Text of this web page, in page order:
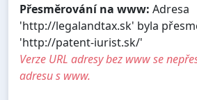
Přesměrování na www: Adresa
'http://legalandtax.sk' byla
'http://patent-iurist.sk/'
Verze URL adresy bez www se
adresu s www.